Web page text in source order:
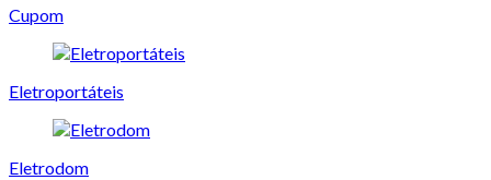
Cupom
Eletroportáteis
Eletrodom